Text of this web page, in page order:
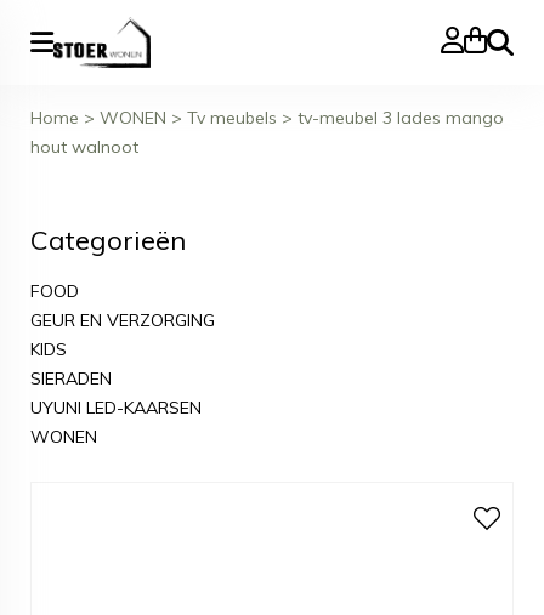
Zoeken
Home > WONEN > Tv meubels > tv-meubel 3 lades mango
hout walnoot
Categorieën
FOOD
GEUR EN VERZORGING
KIDS
SIERADEN
UYUNI LED-KAARSEN
WONEN